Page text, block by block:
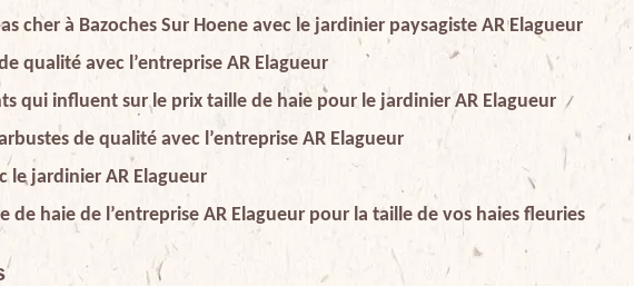
cher à Bazoches Sur Hoene avec le jardinier paysagiste AR Elagueur
qualité avec l’entreprise AR Elagueur
qui influent sur le prix taille de haie pour le jardinier AR Elagueur
de qualité avec l’entreprise AR Elagueur
le jardinier AR Elagueur
de haie de l’entreprise AR Elagueur pour la taille de vos haies fleuries